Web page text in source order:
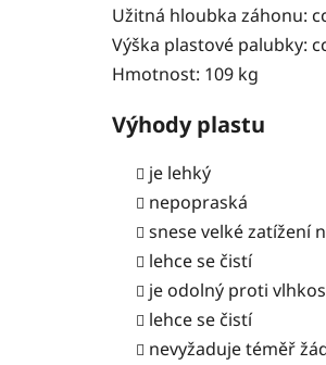
Užitná hloubka záhonu:
Výška plastové palubky:
Hmotnost: 109 kg
Výhody plastu
je lehký
nepopraská
snese velké zatížení
lehce se čistí
je odolný proti
lehce se čistí
nevyžaduje téměř